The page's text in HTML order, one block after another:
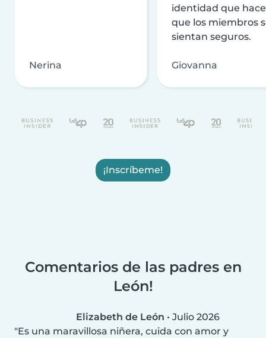
Nerina
identidad que
que los miembros
sientan seguros.
Giovanna
¡Inscríbeme!
Comentarios de las padres en
León!
Elizabeth de León • Julio 2026
Es una maravillosa niñera, cuida con amor y